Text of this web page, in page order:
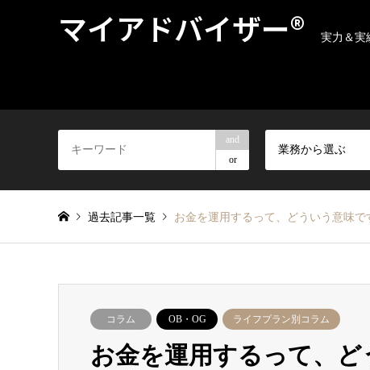
マイアドバイザー® 実力＆実
and
or
業務から選ぶ
過去記事一覧 お金を運用するって、どういう意味で
コラム OB・OG ライフプラン別コラム
お金を運用するって、